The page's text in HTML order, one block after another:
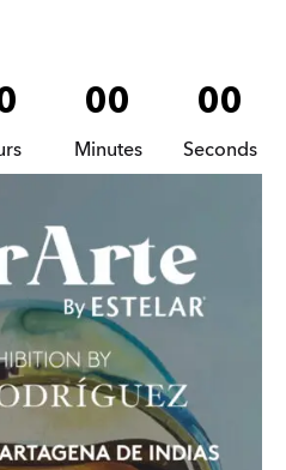
00
Minutes
00
Seconds